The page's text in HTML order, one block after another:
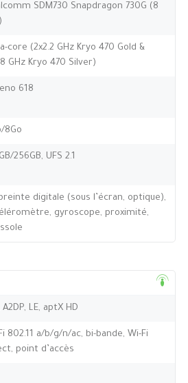
SDM730 Snapdragon 730G (8
core (2x2.2 GHz Kryo 470 Gold &
GHz Kryo 470 Silver)
618
8Go
256GB, UFS 2.1
digitale (sous l’écran, optique),
gyroscope, proximité,
A2DP, LE, aptX HD
802.11 a/b/g/n/ac, bi-bande, Wi-Fi
point d’accès